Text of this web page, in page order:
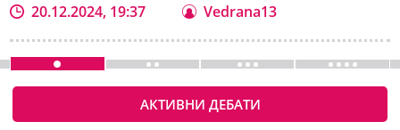
20.12.2024, 19:37 Vedrana13
АКТИВНИ ДЕБАТИ